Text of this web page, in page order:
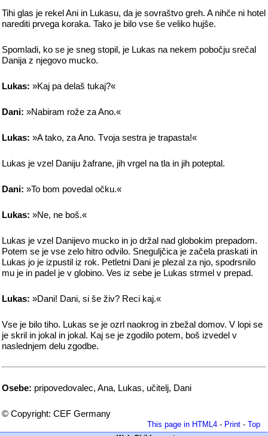
Tihi glas je rekel Ani in Lukasu, da je sovraštvo greh. A nihče ni hotel
narediti prvega koraka. Tako je bilo vse še veliko hujše.
Spomladi, ko se je sneg stopil, je Lukas na nekem pobočju srečal
Danija z njegovo mucko.
Lukas: »Kaj pa delaš tukaj?«
Dani: »Nabiram rože za Ano.«
Lukas: »A tako, za Ano. Tvoja sestra je trapasta!«
Lukas je vzel Daniju žafrane, jih vrgel na tla in jih poteptal.
Dani: »To bom povedal očku.«
Lukas: »Ne, ne boš.«
Lukas je vzel Danijevo mucko in jo držal nad globokim prepadom.
Potem se je vse zelo hitro odvilo. Sneguljčica je začela praskati in
Lukas jo je izpustil iz rok. Petletni Dani je plezal za njo, spodrsnilo
mu je in padel je v globino. Ves iz sebe je Lukas strmel v prepad.
Lukas: »Dani! Dani, si še živ? Reci kaj.«
Vse je bilo tiho. Lukas se je ozrl naokrog in zbežal domov. V lopi se
je skril in jokal in jokal. Kaj se je zgodilo potem, boš izvedel v
naslednjem delu zgodbe.
Osebe: pripovedovalec, Ana, Lukas, učitelj, Dani
© Copyright: CEF Germany
This page in HTML4 - Print - Top